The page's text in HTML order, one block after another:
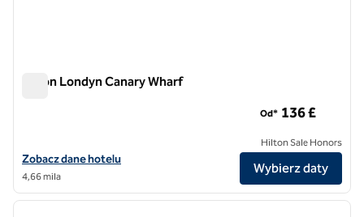
Hilton Londyn Canary Wharf
Zobacz szczegóły hotelu Hilton London Canary Wharf
Zobacz dane hotelu
4,66 mila
Od* 136 £
Hilton Sale Honors
Wybierz daty
1/12
1 z 12